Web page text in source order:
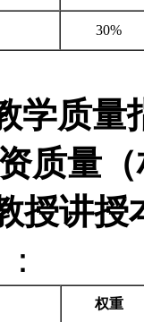
30%
学质量
质量
授讲
权重